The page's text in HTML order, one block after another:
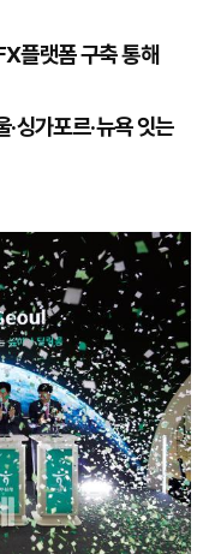
플랫폼 구축 통해
싱가포르·뉴욕 잇는